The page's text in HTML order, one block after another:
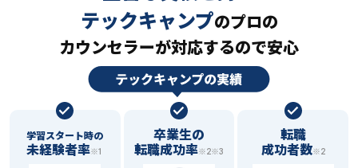
テックキャンプのプロの
カウンセラーが対応するので安心
学習スタート時の
未経験者率※1
卒業生の
転職成功率※2※3
転職
成功者数※2